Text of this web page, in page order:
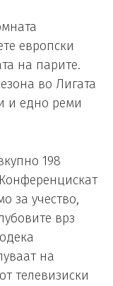
европски
на парите.
во Лигата
и едно реми
198
за учество,
врз
на
телевизиски